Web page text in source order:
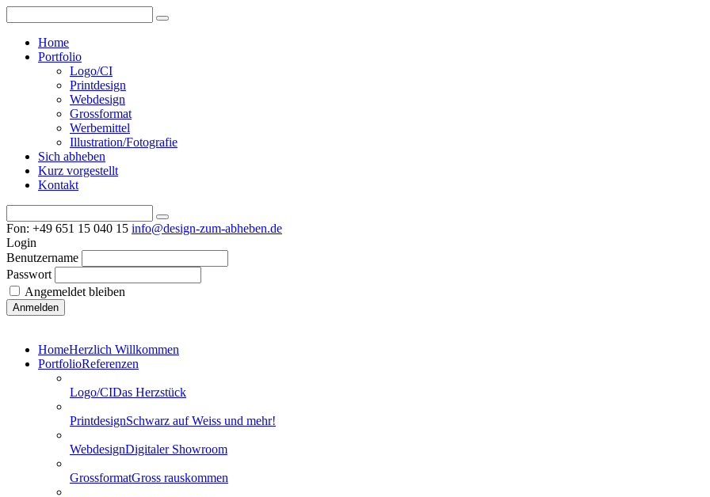
Home
Portfolio
Logo/CI
Printdesign
Webdesign
Grossformat
Werbemittel
Illustration/Fotografie
Sich abheben
Kurz vorgestellt
Kontakt
Fon: +49 651 15 040 15 info@design-zum-abheben.de
Login
Benutzername
Passwort
Angemeldet bleiben
HomeHerzlich Willkommen
PortfolioReferenzen
Logo/CIDas Herzstück
PrintdesignSchwarz auf Weiss und mehr!
WebdesignDigitaler Showroom
GrossformatGross rauskommen